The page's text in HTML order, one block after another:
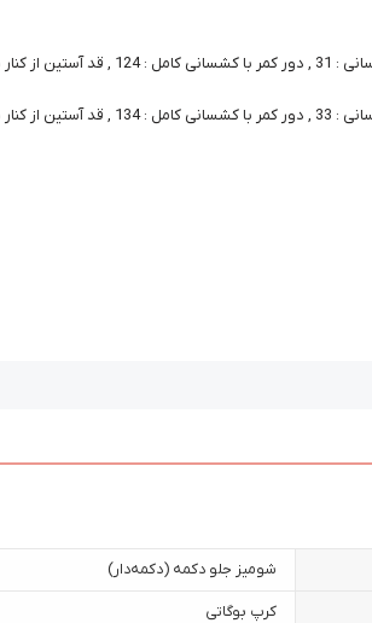
شومیز جلو دکمه (دکمه‌دار)
کرپ بوگاتی